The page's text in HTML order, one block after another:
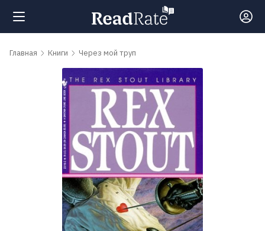
Поиск
Рейтинги
обсуждаемые
Главная Книги Через мой труп